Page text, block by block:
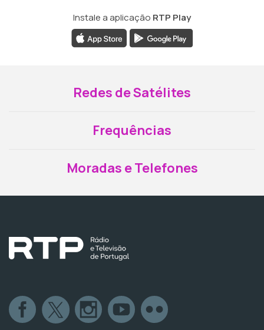
Instale a aplicação RTP Play
Redes de Satélites
Frequências
Moradas e Telefones